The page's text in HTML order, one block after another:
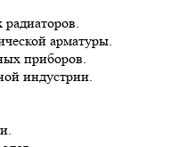
арматуры.
приборов.
индустрии.